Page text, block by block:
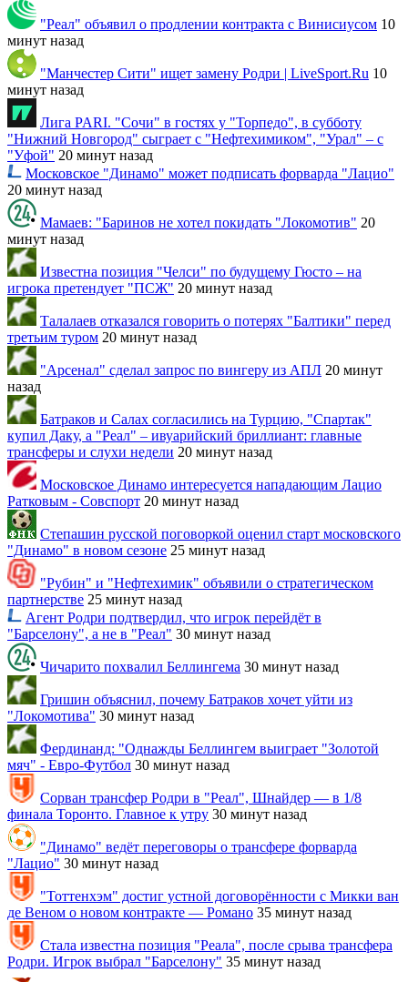
"Реал" объявил о продлении контракта с Винисиусом 10
минут назад
"Манчестер Сити" ищет замену Родри | LiveSport.Ru 10
минут назад
Лига PARI. "Сочи" в гостях у "Торпедо", в субботу
"Нижний Новгород" сыграет с "Нефтехимиком", "Урал" – с
"Уфой" 20 минут назад
Московское "Динамо" может подписать форварда "Лацио"
20 минут назад
Мамаев: "Баринов не хотел покидать "Локомотив" 20
минут назад
Известна позиция "Челси" по будущему Гюсто – на
игрока претендует "ПСЖ" 20 минут назад
Талалаев отказался говорить о потерях "Балтики" перед
третьим туром 20 минут назад
"Арсенал" сделал запрос по вингеру из АПЛ 20 минут
назад
Батраков и Салах согласились на Турцию, "Спартак"
купил Даку, а "Реал" – ивуарийский бриллиант: главные
трансферы и слухи недели 20 минут назад
Московское Динамо интересуется нападающим Лацио
Ратковым - Совспорт 20 минут назад
Степашин русской поговоркой оценил старт московского
"Динамо" в новом сезоне 25 минут назад
"Рубин" и "Нефтехимик" объявили о стратегическом
партнерстве 25 минут назад
Агент Родри подтвердил, что игрок перейдёт в
"Барселону", а не в "Реал" 30 минут назад
Чичарито похвалил Беллингема 30 минут назад
Гришин объяснил, почему Батраков хочет уйти из
"Локомотива" 30 минут назад
Фердинанд: "Однажды Беллингем выиграет "Золотой
мяч" - Евро-Футбол 30 минут назад
Сорван трансфер Родри в "Реал", Шнайдер — в 1/8
финала Торонто. Главное к утру 30 минут назад
"Динамо" ведёт переговоры о трансфере форварда
"Лацио" 30 минут назад
"Тоттенхэм" достиг устной договорённости с Микки ван
де Веном о новом контракте — Романо 35 минут назад
Стала известна позиция "Реала", после срыва трансфера
Родри. Игрок выбрал "Барселону" 35 минут назад